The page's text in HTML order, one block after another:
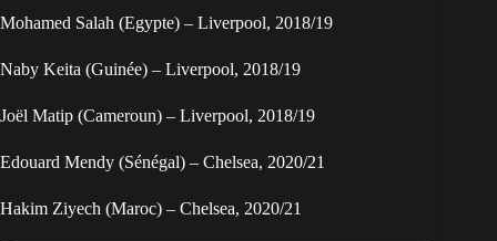
Mohamed Salah (Egypte) – Liverpool, 2018/19
Naby Keita (Guinée) – Liverpool, 2018/19
Joël Matip (Cameroun) – Liverpool, 2018/19
Edouard Mendy (Sénégal) – Chelsea, 2020/21
Hakim Ziyech (Maroc) – Chelsea, 2020/21